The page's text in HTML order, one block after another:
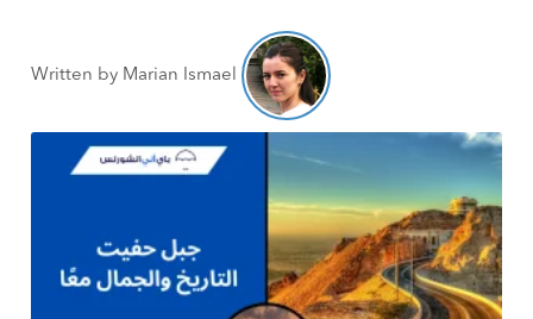
Written by Marian Ismael